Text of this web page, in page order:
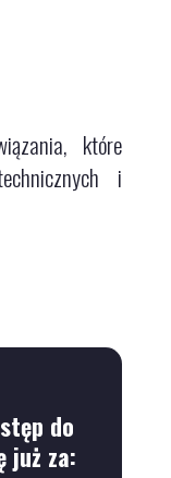
które
i
do
już za: